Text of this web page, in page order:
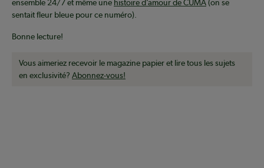
ensemble 24/7 et même une histoire d’amour de CUMA(on se
sentait fleur bleue pour ce numéro).
Bonne lecture!
Vous aimeriez recevoir le magazine papier et lire tous les sujets
en exclusivité? Abonnez-vous!